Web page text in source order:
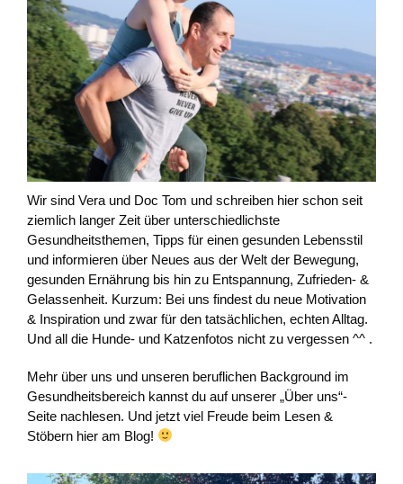
Wir sind Vera und Doc Tom und schreiben hier schon seit
ziemlich langer Zeit über unterschiedlichste
Gesundheitsthemen, Tipps für einen gesunden Lebensstil
und informieren über Neues aus der Welt der Bewegung,
gesunden Ernährung bis hin zu Entspannung, Zufrieden- &
Gelassenheit. Kurzum: Bei uns findest du neue Motivation
& Inspiration und zwar für den tatsächlichen, echten Alltag.
Und all die Hunde- und Katzenfotos nicht zu vergessen ^^ .
Mehr über uns und unseren beruflichen Background im
Gesundheitsbereich kannst du auf unserer „Über uns“-
Seite nachlesen. Und jetzt viel Freude beim Lesen &
Stöbern hier am Blog!